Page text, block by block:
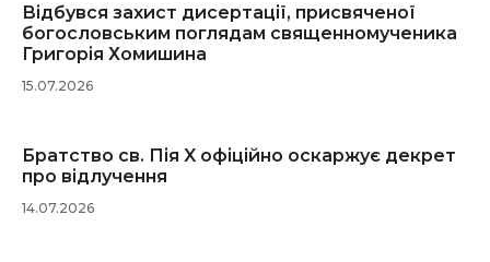
Відбувся захист дисертації, присвяченої
богословським поглядам священномученика
Григорія Хомишина
15.07.2026
Братство св. Пія X офіційно оскаржує декрет
про відлучення
14.07.2026